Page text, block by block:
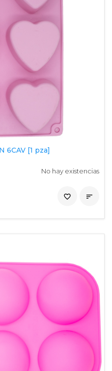
6CAV [1 pza]
No hay existencias

favorite_border